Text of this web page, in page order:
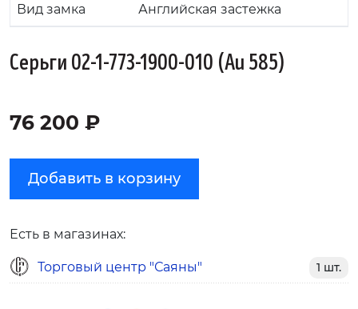
Вид замка Английская застежка
Серьги 02-1-773-1900-010 (Au 585)
76 200 ₽
Добавить в корзину
Есть в магазинах:
Торговый центр "Саяны" 1 шт.